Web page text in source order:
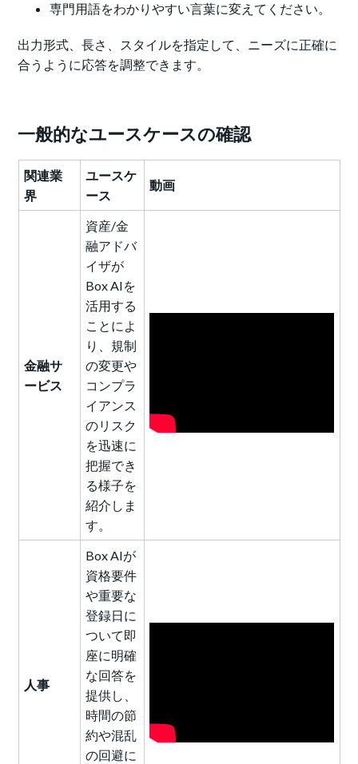
専門用語をわかりやすい言葉に変えてください。
出力形式、長さ、スタイルを指定して、ニーズに正確に
合うように応答を調整できます。
一般的なユースケースの確認
関連業
界
ユースケ
ース
動画
金融サ
ービス
資産/金
融アドバ
イザが
Box AIを
活用する
ことによ
り、規制
の変更や
コンプラ
イアンス
のリスク
を迅速に
把握でき
る様子を
紹介しま
す。
人事
Box AIが
資格要件
や重要な
登録日に
ついて即
座に明確
な回答を
提供し、
時間の節
約や混乱
の回避に